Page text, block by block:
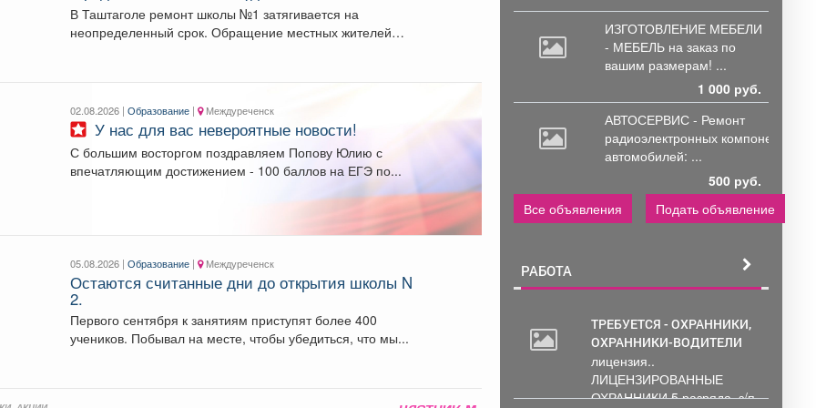
В Таштаголе ремонт школы №1 затягивается на
неопределенный срок. Обращение местных жителей
02.08.2026 |Образование | Междуреченск
У нас для вас невероятные новости!
С большим восторгом поздравляем Попову Юлию с
впечатляющим достижением - 100 баллов на ЕГЭ по...
05.08.2026 |Образование | Междуреченск
Остаются считанные дни до открытия школы N
2.
Первого сентября к занятиям приступят более 400
учеников. Побывал на месте, чтобы убедиться, что мы...
ИЗГОТОВЛЕНИЕ МЕБЕЛИ
- МЕБЕЛЬ на заказ по
вашим размерам! ...
1 000 руб.
АВТОСЕРВИС - Ремонт
радиоэлектронных компонентов
автомобилей: ...
500 руб.
Все объявления
Подать объявление
РАБОТА
ТРЕБУЕТСЯ - ОХРАННИКИ,
ОХРАННИКИ-ВОДИТЕЛИ
лицензия..
ЛИЦЕНЗИРОВАННЫЕ
ОХРАННИКИ 5 разряда, з/п